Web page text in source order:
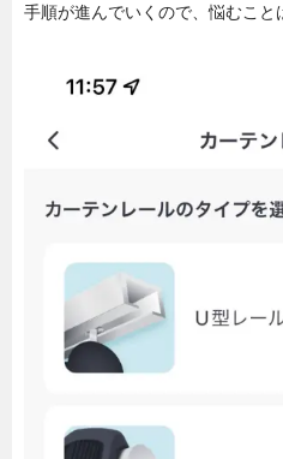
手順が進んでいくので、悩むこと